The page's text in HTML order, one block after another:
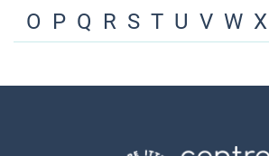
O P Q R S T U V W X